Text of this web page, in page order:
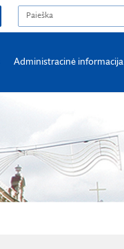
Administracinė informacija